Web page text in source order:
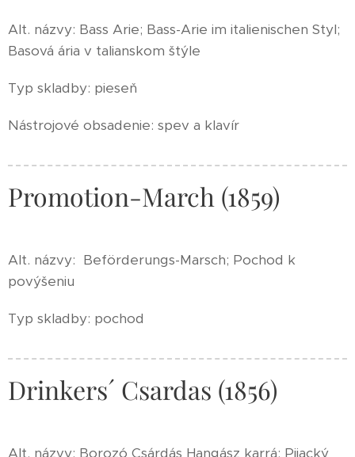
Alt. názvy: Bass Arie; Bass-Arie im italienischen Styl;
Basová ária v talianskom štýle
Typ skladby: pieseň
Nástrojové obsadenie: spev a klavír
Promotion-March (1859)
Alt. názvy: Beförderungs-Marsch; Pochod k
povýšeniu
Typ skladby: pochod
Drinkers´ Csardas (1856)
Alt. názvy: Borozó Csárdás Hangász karrá; Pijacký